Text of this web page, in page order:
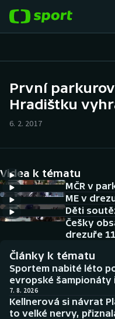
Hokej
Cyklistika
DALŠÍ SPORTY
Baseball a softbal
Basketbal
Soutěže
Historické návraty
První
Hradištku
6. 2. 2017
Videa k tématu
MČR v
ME v
Děti
Češky
drezuře
Články k tématu
Sportem nabité léto
evropské
7. 8. 2026
Kellnerová si návrat
to velké nervy,